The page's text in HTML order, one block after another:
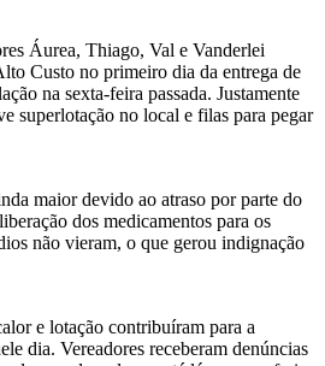
Áurea, Thiago, Val e Vanderlei
Custo no primeiro dia da entrega de
na sexta-feira passada. Justamente
superlotação no local e filas para pegar
maior devido ao atraso por parte do
dos medicamentos para os
não vieram, o que gerou indignação
e lotação contribuíram para a
dia. Vereadores receberam denúncias